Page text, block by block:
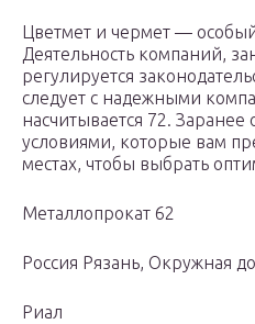
Цветмет и чермет —
Деятельность компаний,
регулируется
следует с надежными
насчитывается 72. Заранее
условиями, которые вам
местах, чтобы выбрать
Металлопрокат 62
Россия Рязань, Окружная
Риал